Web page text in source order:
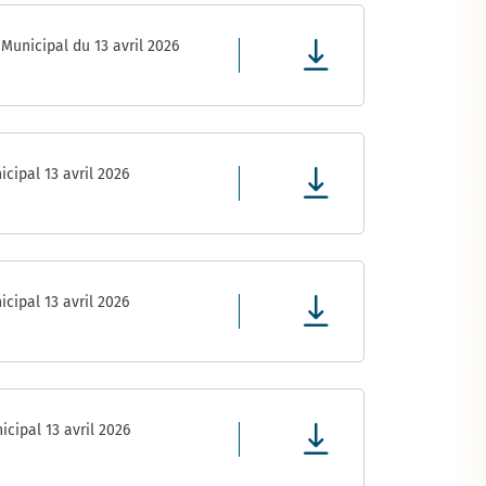
du 13 avril 2026
13 avril 2026
13 avril 2026
13 avril 2026